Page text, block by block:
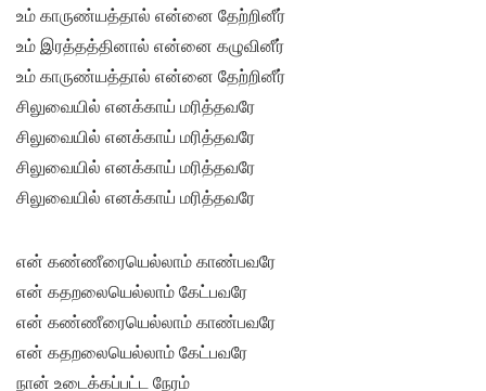
உம் காருண்யத்தால் என்னை தேற்றினீர்
உம் இரத்தத்தினால் என்னை கழுவினீர்
உம் காருண்யத்தால் என்னை தேற்றினீர்
சிலுவையில் எனக்காய் மரித்தவரே
சிலுவையில் எனக்காய் மரித்தவரே
சிலுவையில் எனக்காய் மரித்தவரே
சிலுவையில் எனக்காய் மரித்தவரே
என் கண்ணீரையெல்லாம் காண்பவரே
என் கதறலையெல்லாம் கேட்பவரே
என் கண்ணீரையெல்லாம் காண்பவரே
என் கதறலையெல்லாம் கேட்பவரே
நான் உடைக்கப்பட்ட நேரம்